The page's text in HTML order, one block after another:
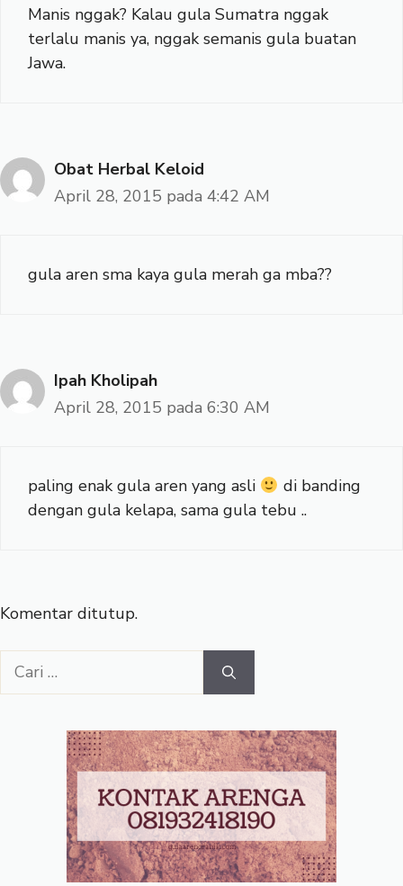
Manis nggak? Kalau gula Sumatra nggak
terlalu manis ya, nggak semanis gula buatan
Jawa.
Obat Herbal Keloid
April 28, 2015 pada 4:42 AM
gula aren sma kaya gula merah ga mba??
Ipah Kholipah
April 28, 2015 pada 6:30 AM
paling enak gula aren yang asli
di banding
dengan gula kelapa, sama gula tebu ..
Komentar ditutup.
Cari